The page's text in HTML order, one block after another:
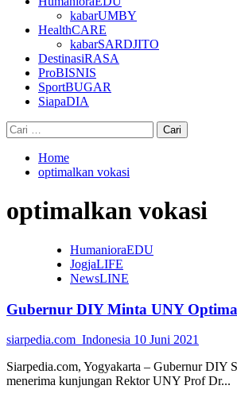
kabarUMBY
HealthCARE
kabarSARDJITO
DestinasiRASA
ProBISNIS
SportBUGAR
SiapaDIA
Cari
untuk:
Home
optimalkan vokasi
optimalkan vokasi
HumanioraEDU
JogjaLIFE
NewsLINE
Gubernur DIY Minta UNY
siarpedia.com_Indonesia 10 Juni 2021
Siarpedia.com, Yogyakarta – Gubernur DIY
menerima kunjungan Rektor UNY Prof Dr...